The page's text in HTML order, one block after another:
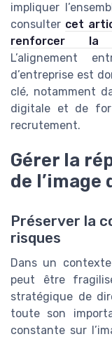
impliquer
consulter cet
renforcer la
L’alignement
d’entreprise est
clé, notamment
digitale et de
recrutement.
Gérer la
de l’image
Préserver la
risques
Dans un
peut être
stratégique de
toute son
constante sur